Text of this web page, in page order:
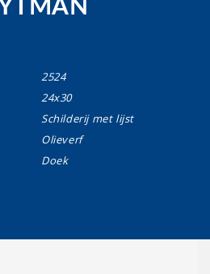
2524
24x30
Schilderij met lijst
Olieverf
Doek